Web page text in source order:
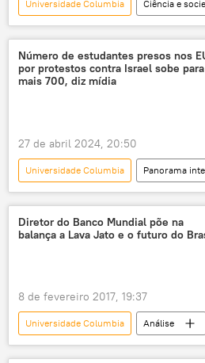
Universidade Columbia
Ciência e
Ciência e Tecnologia
Nova York
LIGO
Sol estrelas
buraco negro
Espaço
Número de estudantes presos nos
por protestos contra Israel sobe para
mais 700, diz mídia
27 de abril 2024, 20:50
Universidade Columbia
Panorama
Américas
Gaza
Boston
The New York Times
Universidade de Yale
Diretor do Banco Mundial põe na
balança a Lava Jato e o futuro do
8 de fevereiro 2017, 19:37
Universidade Columbia
Análise
Notícias do Brasil
Notícias